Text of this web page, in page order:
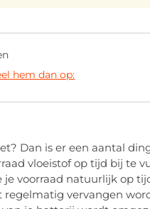
hem dan op:
Dan is er een aantal
vloeistof op tijd bij te
voorraad natuurlijk op
vervangen